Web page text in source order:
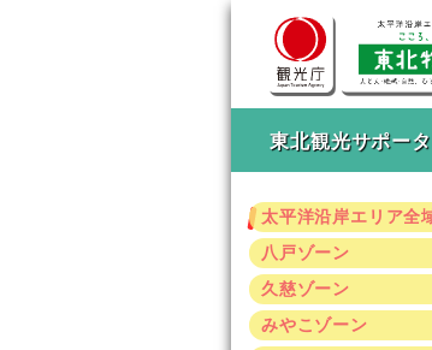
東北観光サポー
太平洋沿岸エリア全
八戸ゾーン
久慈ゾーン
みやこゾーン